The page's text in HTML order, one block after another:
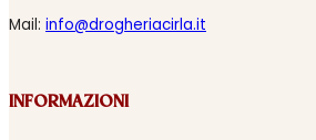
Mail: info@drogheriacirla.it
INFORMAZIONI